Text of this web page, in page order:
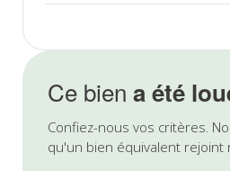
Ce biena été
Confiez-nous vos critères.
qu'un bien équivalent rejoint